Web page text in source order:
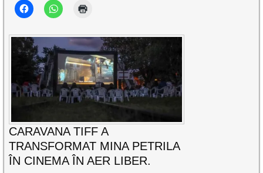
CARAVANA TIFF A
TRANSFORMAT MINA PETRILA
ÎN CINEMA ÎN AER LIBER.